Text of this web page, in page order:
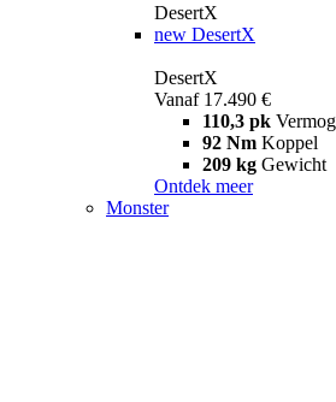
DesertX
new DesertX
DesertX
Vanaf 17.490 €
110,3 pk
92 Nm Koppel
209 kg Gewicht
Ontdek meer
Monster